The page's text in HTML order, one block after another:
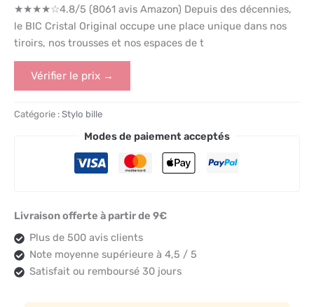
sur
notations
client
★★★★☆4.8/5 (8061 avis Amazon) Depuis des décennies,
le BIC Cristal Original occupe une place unique dans nos
tiroirs, nos trousses et nos espaces de t
Vérifier le prix →
Catégorie : Stylo bille
Modes de paiement acceptés
Livraison offerte à partir de 9€
Plus de 500 avis clients
Note moyenne supérieure à 4,5 / 5
Satisfait ou remboursé 30 jours